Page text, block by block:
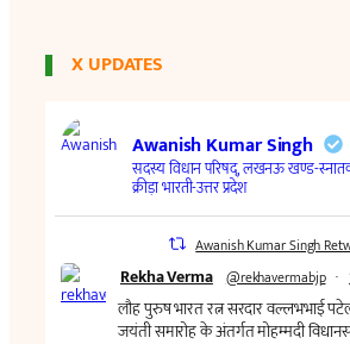
X UPDATES